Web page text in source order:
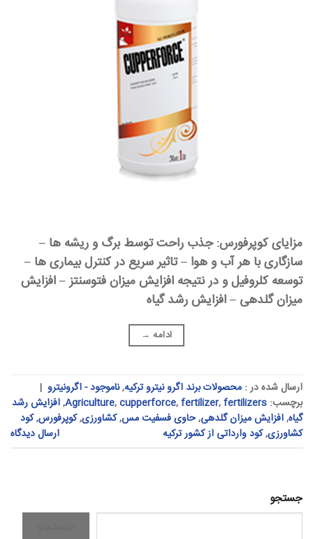
مزایای کوپرفورس: جذب راحت توسط برگ و ریشه ها –
سازگاری با هر آب و هوا – تاثیر سریع در کنترل بیماری ها –
توسعه کلروفیل و در نتیجه افزایش میزان فتوسنتز – افزایش
میزان گلدهی – افزایش رشد گیاه
ادامه →
ارسال شده در : محصولات برند اگرو نیترو ترکیه,ناموجود - اگرونیترو |
برچسب:
Agriculture,cupperforce,fertilizer,fertilizers
,افزایش رشد
گیاه,افزایش میزان گلدهی,حاوی فسفیت مس,کشاورزی,کوپرفورس,کود
کشاورزی,کود وارداتی از کشور ترکیه ارسال دیدگاه
جستجو